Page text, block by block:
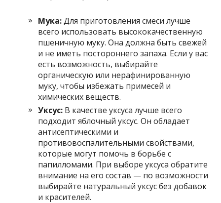
Мука:Для приготовления смеси лучше
всего использовать высококачественную
пшеничную муку. Она должна быть свежей
и не иметь постороннего запаха. Если у вас
есть возможность, выбирайте
органическую или нерафинированную
муку, чтобы избежать примесей и
химических веществ.
Уксус: В качестве уксуса лучше всего
подходит яблочный уксус. Он обладает
антисептическими и
противовоспалительными свойствами,
которые могут помочь в борьбе с
папилломами. При выборе уксуса обратите
внимание на его состав — по возможности
выбирайте натуральный уксус без добавок
и красителей.